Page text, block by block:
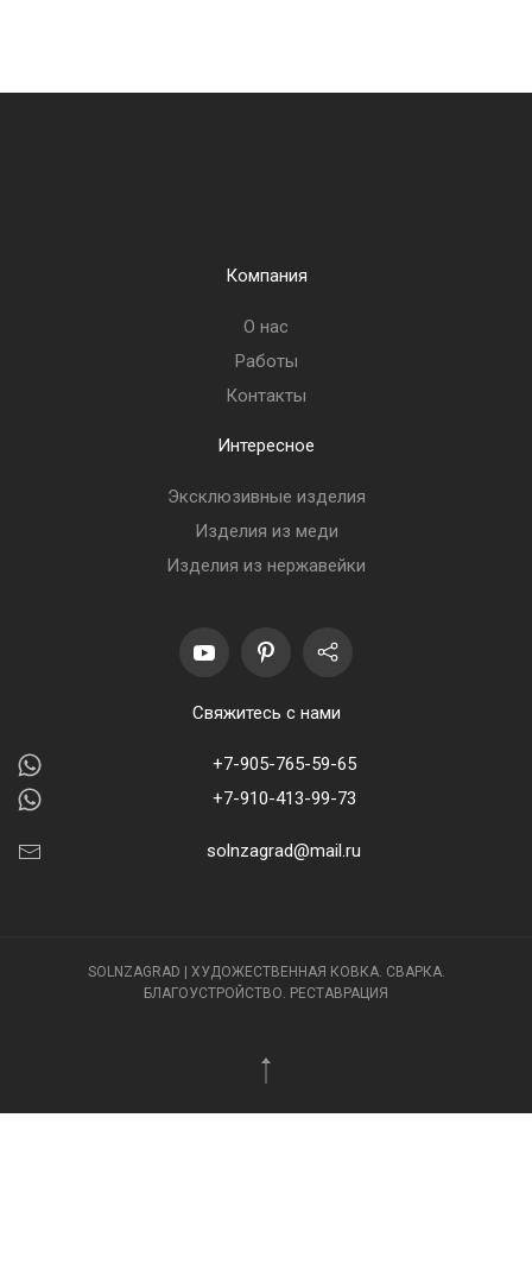
Компания
О нас
Работы
Контакты
Интересное
Эксклюзивные изделия
Изделия из меди
Изделия из нержавейки
Свяжитесь с нами
+7-905-765-59-65
+7-910-413-99-73
solnzagrad@mail.ru
SOLNZAGRAD | ХУДОЖЕСТВЕННАЯ КОВКА. СВАРКА.
БЛАГОУСТРОЙСТВО. РЕСТАВРАЦИЯ